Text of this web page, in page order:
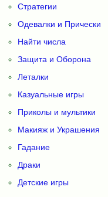
Стратегии
Одевалки и Прически
Найти числа
Защита и Оборона
Леталки
Казуальные игры
Приколы и мультики
Макияж и Украшения
Гадание
Драки
Детские игры